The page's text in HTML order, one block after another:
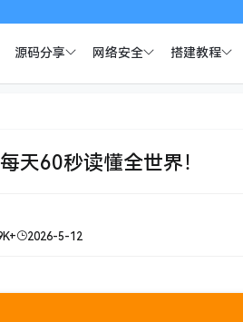
源码分享 网络安全 搭建教程
天60秒读懂全世界！
2026-5-12